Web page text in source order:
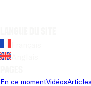
En ce momentVidéosArticles